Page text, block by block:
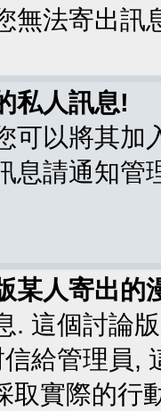
無法寄出訊
私人訊息!
可以將其加
息請通知管
某人寄出的
. 這個討論
給管理員,
取實際的行